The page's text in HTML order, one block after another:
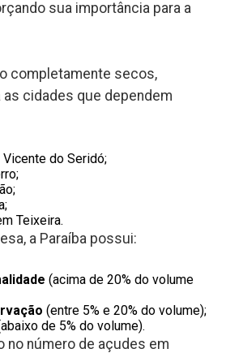
sua importância para a
completamente secos,
as cidades que dependem
Vicente do Seridó;
Teixeira.
a Paraíba possui:
(acima de 20% do volume
(entre 5% e 20% do volume);
de 5% do volume).
no número de açudes em